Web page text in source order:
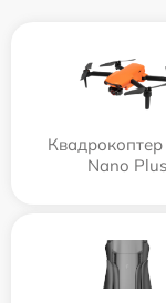
Nano Plus